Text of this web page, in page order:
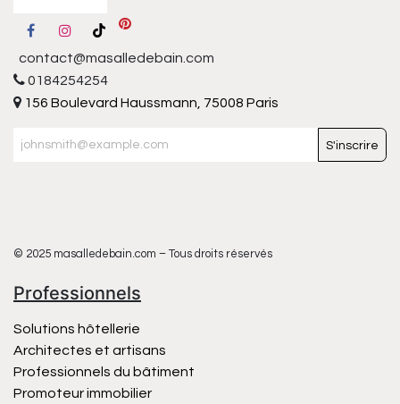
contact@masalledebain.com
0184254254
156 Boulevard Haussmann, 75008 Paris
S'inscrire
© 2025 masalledebain.com – Tous droits réservés
Professionnels
Solutions hôtellerie
Architectes et artisans
Professionnels du bâtiment
Promoteur immobilier